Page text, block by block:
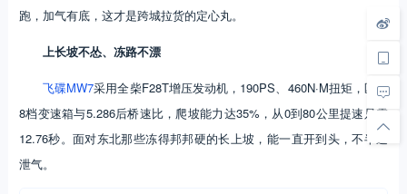
跑，加气有底，这才是跨城拉货的定心丸。
上长坡不怂、冻路不漂
飞碟MW7采用全柴F28T增压发动机，190PS、460N·M扭矩，匹配
8档变速箱与5.286后桥速比，爬坡能力达35%，从0到80公里提速只需
12.76秒。面对东北那些冻得邦邦硬的长上坡，能一直开到头，不半道
泄气。